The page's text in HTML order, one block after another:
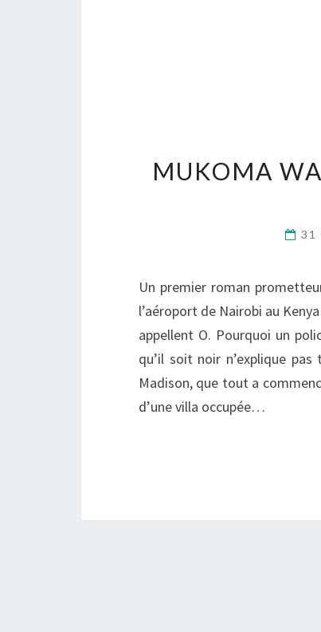
MUKOMA
31
Un premier roman
l’aéroport de Nairobi au
appellent O. Pourquoi un
qu’il soit noir n’explique
Madison, que tout a
d’une villa occupée…